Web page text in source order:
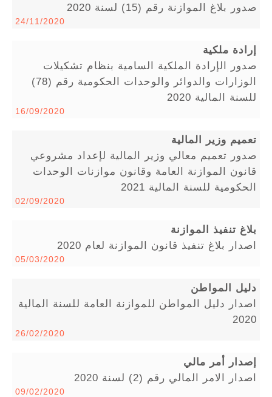
صدور بلاغ الموازنة رقم (15) لسنة 2020
24/11/2020
إرادة ملكية
صدور الإرادة الملكية السامية بنظام تشكيلات
الوزارات والدوائر والوحدات الحكومية رقم (78)
للسنة المالية 2020
16/09/2020
تعميم وزير المالية
صدور تعميم معالي وزير المالية لإعداد مشروعي
قانون الموازنة العامة وقانون موازنات الوحدات
الحكومية للسنة المالية 2021
02/09/2020
بلاغ تنفيذ الموازنة
اصدار بلاغ تنفيذ قانون الموازنة لعام 2020
05/03/2020
دليل المواطن
اصدار دليل المواطن للموازنة العامة للسنة المالية
2020
26/02/2020
إصدار أمر مالي
اصدار الامر المالي رقم (2) لسنة 2020
09/02/2020